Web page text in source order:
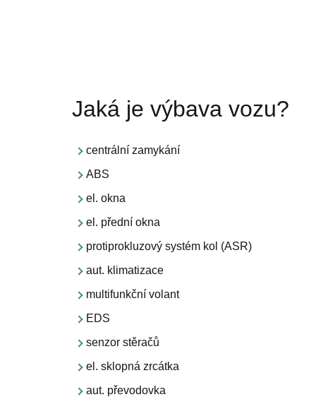
Jaká je výbava vozu?
centrální zamykání
ABS
el. okna
el. přední okna
protiprokluzový systém kol (ASR)
aut. klimatizace
multifunkční volant
EDS
senzor stěračů
el. sklopná zrcátka
aut. převodovka